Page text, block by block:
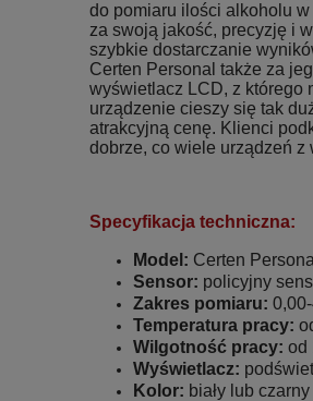
do pomiaru ilości alkoholu
za swoją jakość, precyzję i
szybkie dostarczanie
Certen Personal także za
wyświetlacz LCD, z którego
urządzenie cieszy się tak
atrakcyjną cenę. Klienci
dobrze, co wiele urządzeń z
Specyfikacja techniczna:
Model: Certen Personal
Sensor: policyjny
Zakres pomiaru:
Temperatura pracy:
Wilgotność pracy: od
Wyświetlacz:
Kolor: biały lub czarny